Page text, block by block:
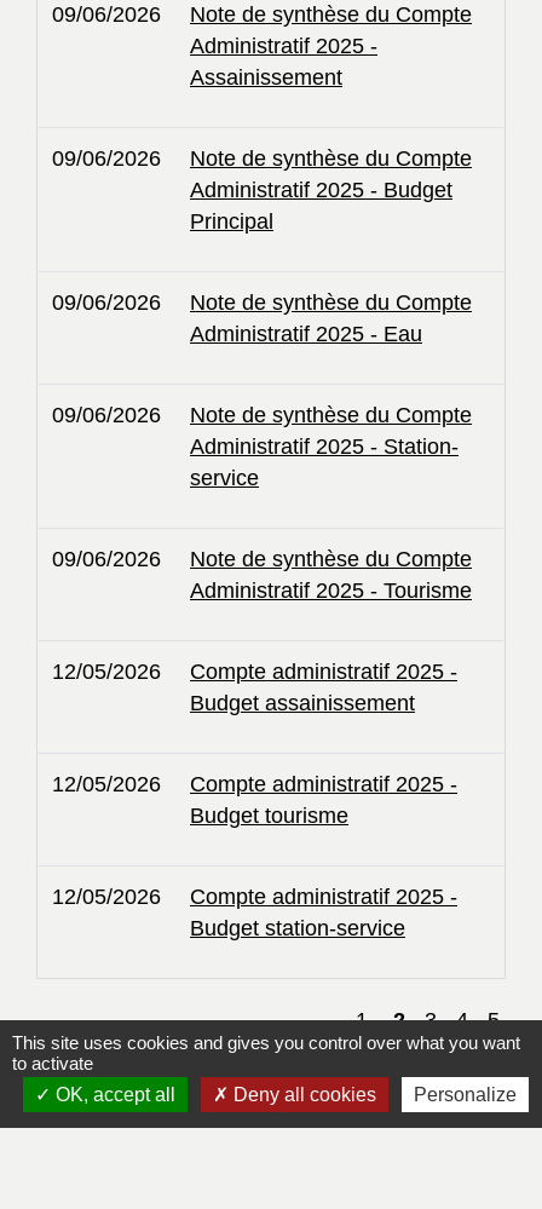
09/06/2026
Note de synthèse du Compte
Administratif 2025 -
Assainissement
09/06/2026
Note de synthèse du Compte
Administratif 2025 - Budget
Principal
09/06/2026
Note de synthèse du Compte
Administratif 2025 - Eau
09/06/2026
Note de synthèse du Compte
Administratif 2025 - Station-
service
09/06/2026
Note de synthèse du Compte
Administratif 2025 - Tourisme
12/05/2026
Compte administratif 2025 -
Budget assainissement
12/05/2026
Compte administratif 2025 -
Budget tourisme
12/05/2026
Compte administratif 2025 -
Budget station-service
1 -2 -3 -4 -5
This site uses cookies and gives you control over what you want
to activate
OK, accept all
Deny all cookies Personalize